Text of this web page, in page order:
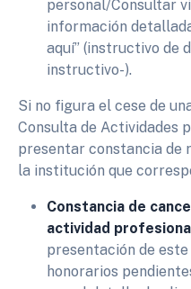
personal/Consultar
información
aquí” (instructivo de
instructivo-).
Si no figura el cese de
Consulta de Actividades
presentar constancia de
la institución que
Constancia de
actividad
presentación de
honorarios